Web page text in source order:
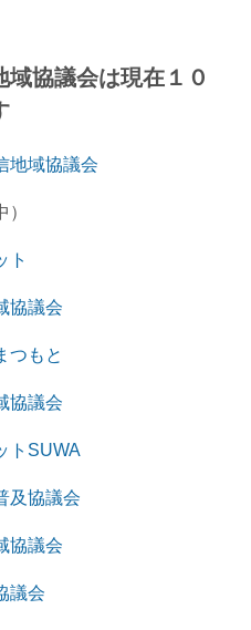
域協議会は現在１０
地域協議会
ト
協議会
つもと
協議会
トSUWA
及協議会
協議会
議会